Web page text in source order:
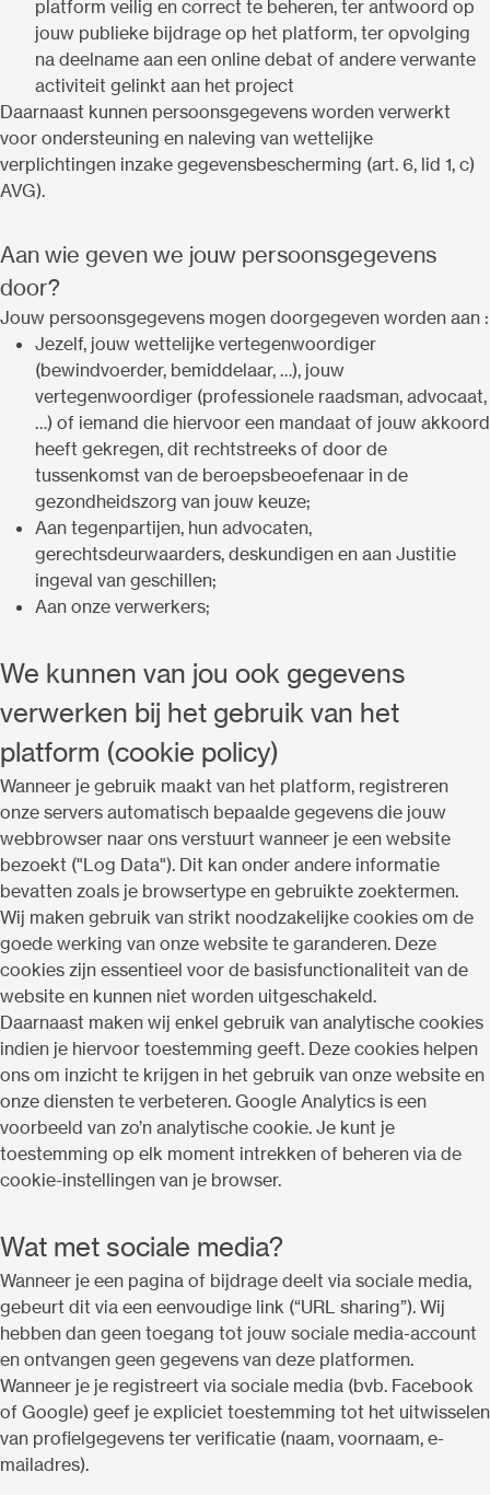
platform veilig en correct te beheren, ter antwoord op
jouw publieke bijdrage op het platform, ter opvolging
na deelname aan een online debat of andere verwante
activiteit gelinkt aan het project
Daarnaast kunnen persoonsgegevens worden verwerkt
voor ondersteuning en naleving van wettelijke
verplichtingen inzake gegevensbescherming (art. 6, lid 1, c)
AVG).
Aan wie geven we jouw persoonsgegevens
door?
Jouw persoonsgegevens mogen doorgegeven worden aan :
Jezelf, jouw wettelijke vertegenwoordiger
(bewindvoerder, bemiddelaar, …), jouw
vertegenwoordiger (professionele raadsman, advocaat,
…) of iemand die hiervoor een mandaat of jouw akkoord
heeft gekregen, dit rechtstreeks of door de
tussenkomst van de beroepsbeoefenaar in de
gezondheidszorg van jouw keuze;
Aan tegenpartijen, hun advocaten,
gerechtsdeurwaarders, deskundigen en aan Justitie
ingeval van geschillen;
Aan onze verwerkers;
We kunnen van jou ook gegevens
verwerken bij het gebruik van het
platform (cookie policy)
Wanneer je gebruik maakt van het platform, registreren
onze servers automatisch bepaalde gegevens die jouw
webbrowser naar ons verstuurt wanneer je een website
bezoekt ("Log Data"). Dit kan onder andere informatie
bevatten zoals je browsertype en gebruikte zoektermen.
Wij maken gebruik van strikt noodzakelijke cookies om de
goede werking van onze website te garanderen. Deze
cookies zijn essentieel voor de basisfunctionaliteit van de
website en kunnen niet worden uitgeschakeld.
Daarnaast maken wij enkel gebruik van analytische cookies
indien je hiervoor toestemming geeft. Deze cookies helpen
ons om inzicht te krijgen in het gebruik van onze website en
onze diensten te verbeteren. Google Analytics is een
voorbeeld van zo’n analytische cookie. Je kunt je
toestemming op elk moment intrekken of beheren via de
cookie-instellingen van je browser.
Wat met sociale media?
Wanneer je een pagina of bijdrage deelt via sociale media,
gebeurt dit via een eenvoudige link (“URL sharing”). Wij
hebben dan geen toegang tot jouw sociale media-account
en ontvangen geen gegevens van deze platformen.
Wanneer je je registreert via sociale media (bvb. Facebook
of Google) geef je expliciet toestemming tot het uitwisselen
van profielgegevens ter verificatie (naam, voornaam, e-
mailadres).